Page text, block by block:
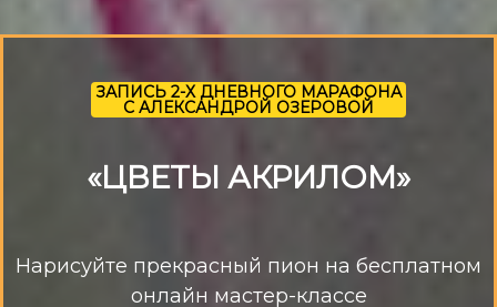
ЗАПИСЬ 2-Х ДНЕВНОГО МАРАФОНА
С АЛЕКСАНДРОЙ ОЗЕРОВОЙ
«ЦВЕТЫ АКРИЛОМ»
Нарисуйте прекрасный пион на бесплатном
онлайн мастер-классе